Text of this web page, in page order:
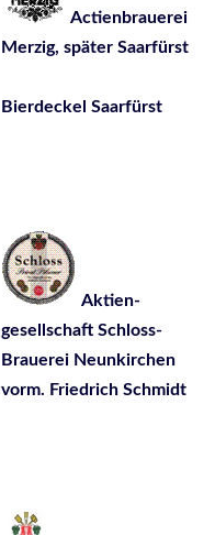
Actienbrauerei
Merzig, später Saarfürst
Bierdeckel Saarfürst
Aktien-
gesellschaft Schloss-
Brauerei Neunkirchen
vorm. Friedrich Schmidt